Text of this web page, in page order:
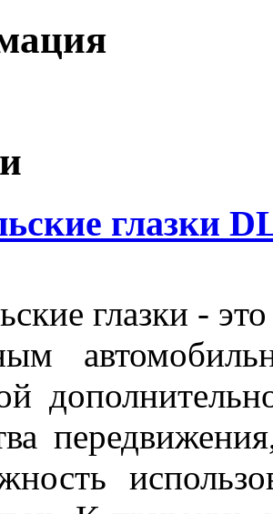
глазки
глазки -